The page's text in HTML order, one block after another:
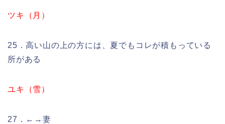
ツキ（月）
25．高い山の上の方には、夏でもコレが積もっている
所がある
ユキ（雪）
27．←→妻